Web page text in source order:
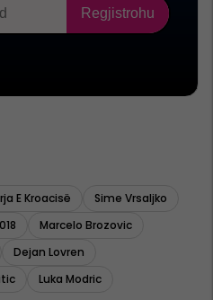
E Kroacisë
Sime Vrsaljko
Marcelo Brozovic
Dejan Lovren
Luka Modric